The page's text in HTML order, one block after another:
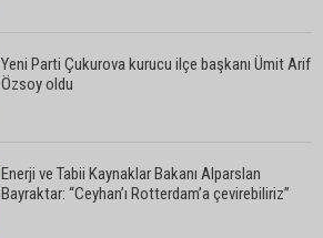
Yeni Parti Çukurova kurucu ilçe başkanı Ümit Arif
Özsoy oldu
Enerji ve Tabii Kaynaklar Bakanı Alparslan
Bayraktar: “Ceyhan’ı Rotterdam’a çevirebiliriz”